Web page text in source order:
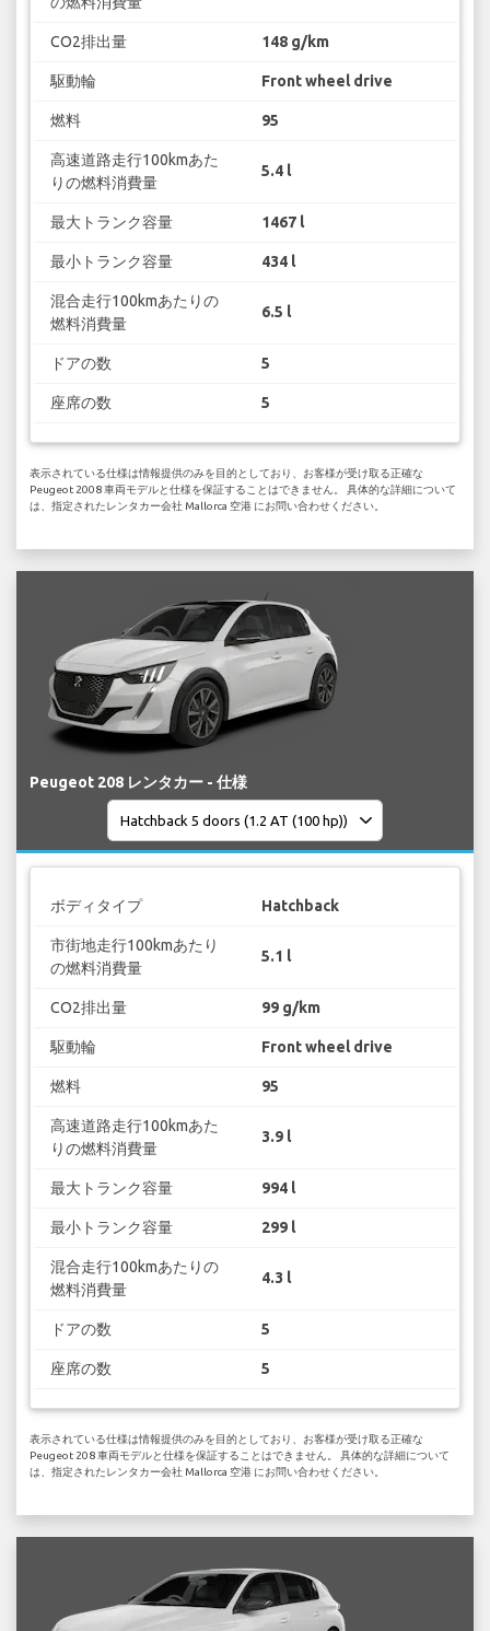
CO2排出量 148 g/km
駆動輪 Front wheel drive
燃料 95
高速道路走行100kmあた
りの燃料消費量
5.4 l
最大トランク容量 1467 l
最小トランク容量 434 l
混合走行100kmあたりの
燃料消費量
6.5 l
ドアの数 5
座席の数 5
表示されている仕様は情報提供のみを目的としており、お客様が受け取る正確な
Peugeot 2008 車両モデルと仕様を保証することはできません。 具体的な詳細について
は、指定されたレンタカー会社 Mallorca 空港 にお問い合わせください。
Peugeot 208 レンタカー - 仕様
ボディタイプ Hatchback
市街地走行100kmあたり
の燃料消費量
5.1 l
CO2排出量 99 g/km
駆動輪 Front wheel drive
燃料 95
高速道路走行100kmあた
りの燃料消費量
3.9 l
最大トランク容量 994 l
最小トランク容量 299 l
混合走行100kmあたりの
燃料消費量
4.3 l
ドアの数 5
座席の数 5
表示されている仕様は情報提供のみを目的としており、お客様が受け取る正確な
Peugeot 208 車両モデルと仕様を保証することはできません。 具体的な詳細について
は、指定されたレンタカー会社 Mallorca 空港 にお問い合わせください。